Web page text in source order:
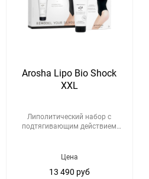
Arosha Lipo Bio Shock
XXL
Липолитический набор с
подтягивающим действием
Цена
13 490 руб